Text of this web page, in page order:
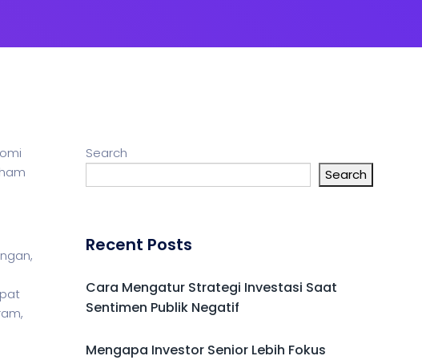
Search
Search
Recent Posts
Cara Mengatur Strategi Investasi Saat
Sentimen Publik Negatif
Mengapa Investor Senior Lebih Fokus